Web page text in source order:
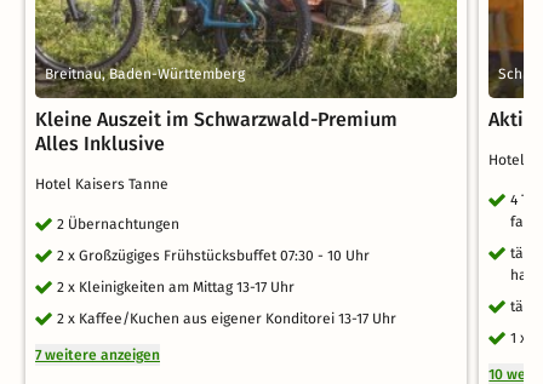
Breitnau, Baden-Württemberg
Kleine Auszeit im Schwarzwald-Premium
Alles Inklusive
Hotel Kaisers Tanne
2 Übernachtungen
2 x Großzügiges Frühstücksbuffet 07:30 - 10 Uhr
2 x Kleinigkeiten am Mittag 13-17 Uhr
2 x Kaffee/Kuchen aus eigener Konditorei 13-17 Uhr
7 weitere anzeigen
Hotel
4
1 x
10